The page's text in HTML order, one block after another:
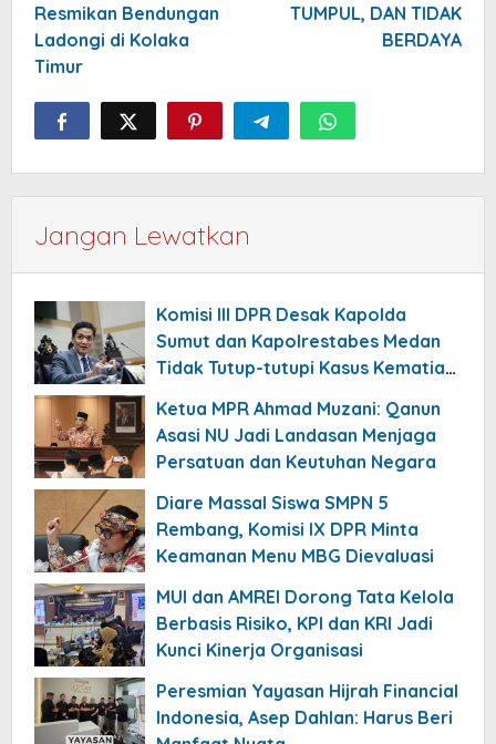
Resmikan Bendungan
Ladongi di Kolaka
Timur
TUMPUL, DAN TIDAK
BERDAYA
Jangan Lewatkan
Komisi III DPR Desak Kapolda
Sumut dan Kapolrestabes Medan
Tidak Tutup-tutupi Kasus Kematian
Ketua MPR Ahmad Muzani: Qanun
Asasi NU Jadi Landasan Menjaga
Persatuan dan Keutuhan Negara
Diare Massal Siswa SMPN 5
Rembang, Komisi IX DPR Minta
Keamanan Menu MBG Dievaluasi
MUI dan AMREI Dorong Tata Kelola
Berbasis Risiko, KPI dan KRI Jadi
Kunci Kinerja Organisasi
Peresmian Yayasan Hijrah Financial
Indonesia, Asep Dahlan: Harus Beri